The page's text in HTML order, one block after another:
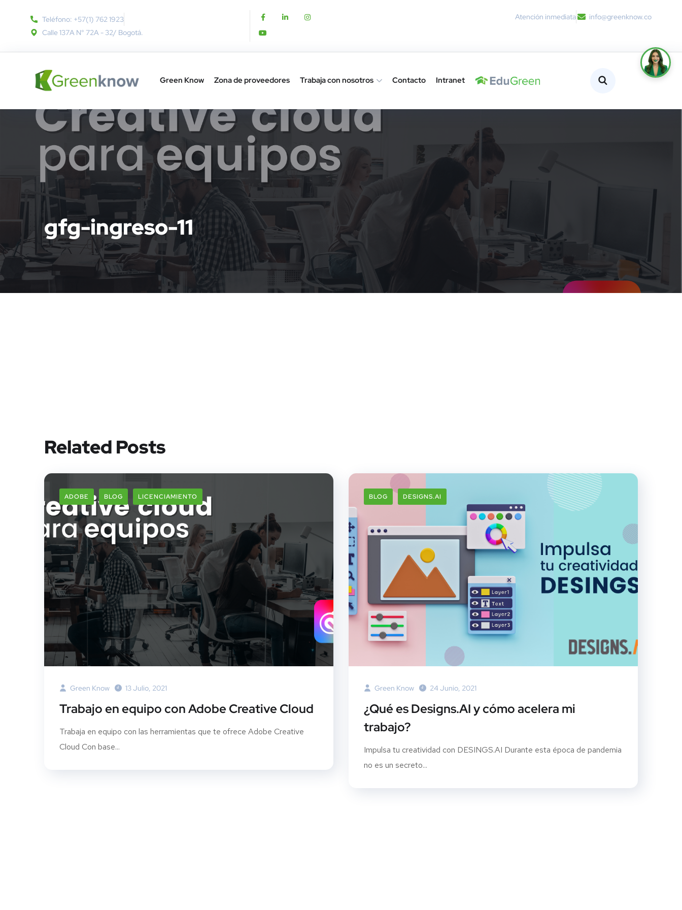
Teléfono: +57(1) 762 1923
Calle 137A N° 72A - 32​/ Bogotá.
Atención inmediata info@greenknow.co
Green Know Zona de proveedores Trabaja con nosotros Contacto Intranet
gfg-ingreso-11
Related Posts
ADOBE BLOG LICENCIAMIENTO
Green Know 13 Julio, 2021
Trabajo en equipo con Adobe Creative Cloud
Trabaja en equipo con las herramientas que te ofrece Adobe Creative
Cloud Con base...
BLOG DESIGNS.AI
Green Know 24 Junio, 2021
¿Qué es Designs.AI y cómo acelera mi
trabajo?
Impulsa tu creatividad con DESINGS.AI Durante esta época de pandemia
no es un secreto...